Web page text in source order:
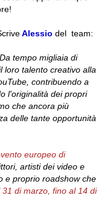
Alessio del team:
tempo migliaia di
loro talento creativo alla
contribuendo a
l'originalità dei propri
che ancora più
delle tante opportunità
europeo di
artisti dei video e
e proprio roadshow che
di marzo, fino al 14 di